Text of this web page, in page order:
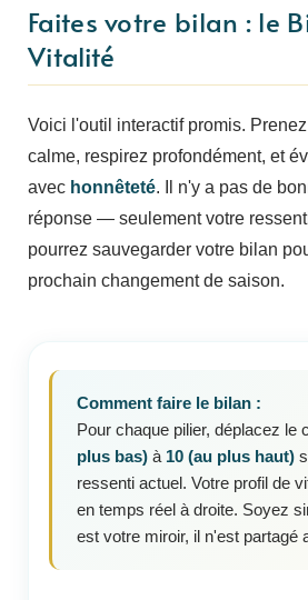
Faites votre bilan : le
Vitalité
Voici l'outil interactif promis.
calme, respirez profondément, et
avec honnêteté. Il n'y a pas de
réponse — seulement votre
pourrez sauvegarder votre bilan
prochain changement de saison.
Comment faire le bilan :
Pour chaque pilier, déplacez le
plus bas) à 10 (au plus haut)
ressenti actuel. Votre profil de
en temps réel à droite. Soyez
est votre miroir, il n'est partagé